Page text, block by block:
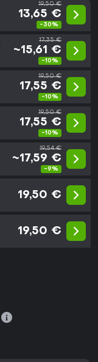
19,50 €
13,65 €
-30%
17,35 €
~15,61 €
-10%
19,50 €
17,55 €
-10%
19,50 €
17,55 €
-10%
19,54 €
~17,59 €
-9%
19,50 €
19,50 €